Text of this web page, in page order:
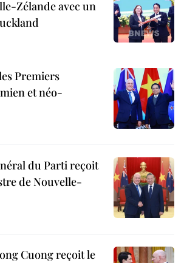
Zélande avec un
Premiers
et néo-
du Parti reçoit
de Nouvelle-
Cuong reçoit le